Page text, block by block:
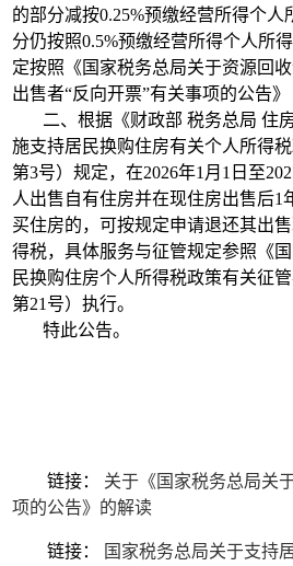
的部分减按0.25%预缴经营所得个人
分仍按照0.5%预缴经营所得个人所
定按照《国家税务总局关于资源回
出售者“反向开票”有关事项的公告》
二、根据《财政部 税务总局 住
施支持居民换购住房有关个人所得
第3号）规定，在2026年1月1日至
人出售自有住房并在现住房出售后1
买住房的，可按规定申请退还其出
得税，具体服务与征管规定参照《
民换购住房个人所得税政策有关征
第21号）执行。
特此公告。
链接： 关于《国家税务总局关
项的公告》的解读
链接：
国家税务总局关于支持